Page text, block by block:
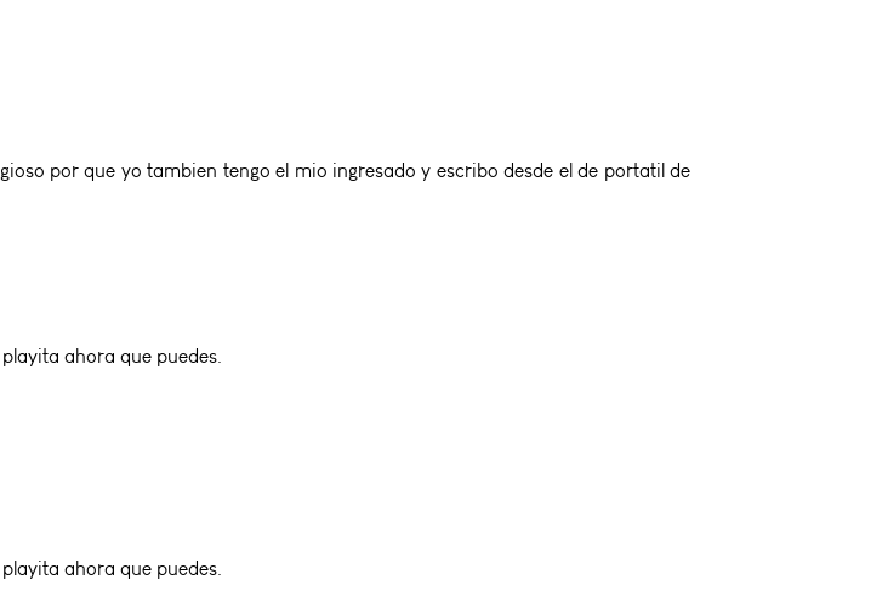
por que yo tambien tengo el mio ingresado y escribo desde el de portatil de
ahora que puedes.
ahora que puedes.